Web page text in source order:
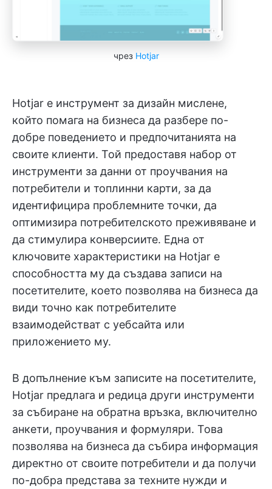
чрез Hotjar
Hotjar е инструмент за дизайн мислене,
който помага на бизнеса да разбере по-
добре поведението и предпочитанията на
своите клиенти. Той предоставя набор от
инструменти за данни от проучвания на
потребители и топлинни карти, за да
идентифицира проблемните точки, да
оптимизира потребителското преживяване и
да стимулира конверсиите. Една от
ключовите характеристики на Hotjar е
способността му да създава записи на
посетителите, което позволява на бизнеса да
види точно как потребителите
взаимодействат с уебсайта или
приложението му.
В допълнение към записите на посетителите,
Hotjar предлага и редица други инструменти
за събиране на обратна връзка, включително
анкети, проучвания и формуляри. Това
позволява на бизнеса да събира информация
директно от своите потребители и да получи
по-добра представа за техните нужди и